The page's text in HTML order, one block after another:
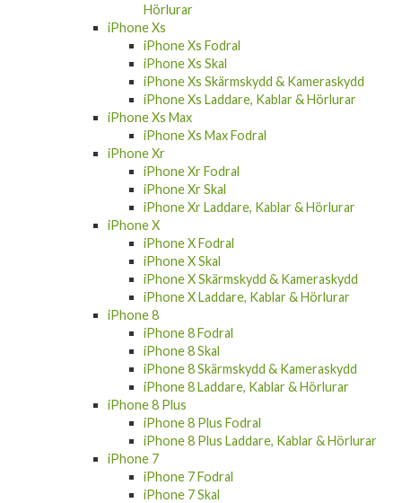
Hörlurar
iPhone Xs
iPhone Xs Fodral
iPhone Xs Skal
iPhone Xs Skärmskydd & Kameraskydd
iPhone Xs Laddare, Kablar & Hörlurar
iPhone Xs Max
iPhone Xs Max Fodral
iPhone Xr
iPhone Xr Fodral
iPhone Xr Skal
iPhone Xr Laddare, Kablar & Hörlurar
iPhone X
iPhone X Fodral
iPhone X Skal
iPhone X Skärmskydd & Kameraskydd
iPhone X Laddare, Kablar & Hörlurar
iPhone 8
iPhone 8 Fodral
iPhone 8 Skal
iPhone 8 Skärmskydd & Kameraskydd
iPhone 8 Laddare, Kablar & Hörlurar
iPhone 8 Plus
iPhone 8 Plus Fodral
iPhone 8 Plus Laddare, Kablar & Hörlurar
iPhone 7
iPhone 7 Fodral
iPhone 7 Skal